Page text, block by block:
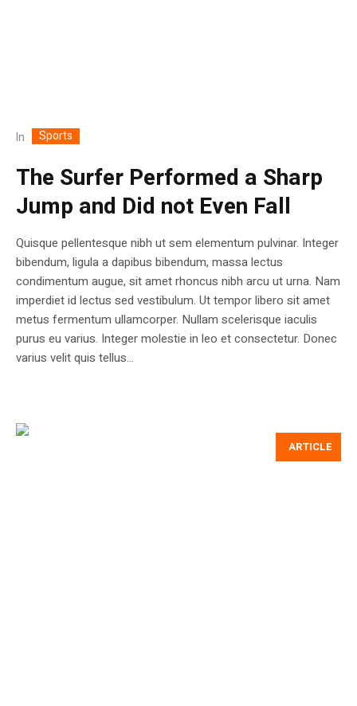
In Sports
The Surfer Performed a Sharp
Jump and Did not Even Fall
Quisque pellentesque nibh ut sem elementum pulvinar. Integer
bibendum, ligula a dapibus bibendum, massa lectus
condimentum augue, sit amet rhoncus nibh arcu ut urna. Nam
imperdiet id lectus sed vestibulum. Ut tempor libero sit amet
metus fermentum ullamcorper. Nullam scelerisque iaculis
purus eu varius. Integer molestie in leo et consectetur. Donec
varius velit quis tellus...
ARTICLE